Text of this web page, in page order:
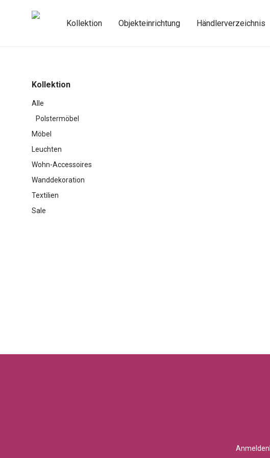
Kollektion Objekteinrichtung Händlerverzeichnis
Kollektion
Alle
Polstermöbel
Möbel
Leuchten
Wohn-Accessoires
Wanddekoration
Textilien
Sale
Anmelden